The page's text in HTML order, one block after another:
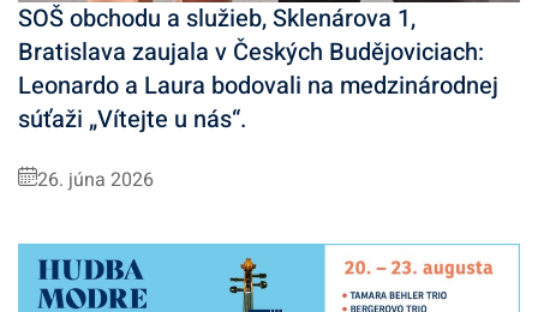
SOŠ obchodu a služieb, Sklenárova 1,
Bratislava zaujala v Českých Budějoviciach:
Leonardo a Laura bodovali na medzinárodnej
súťaži „Vítejte u nás“.
26. júna 2026